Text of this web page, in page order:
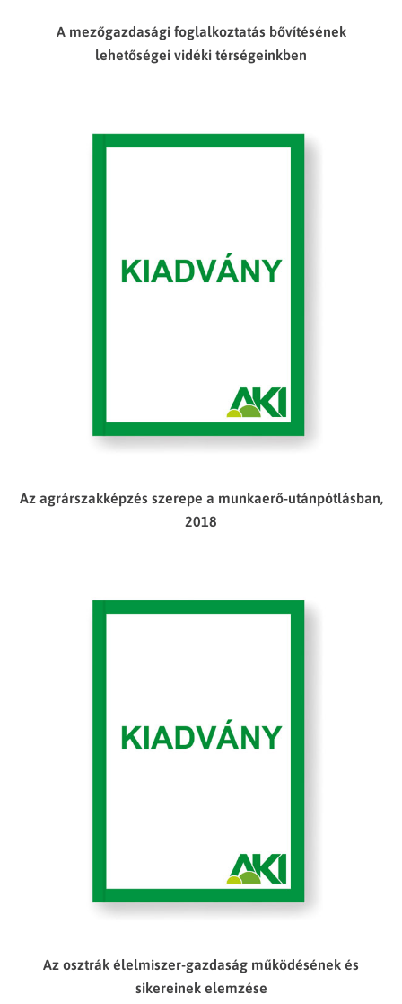
A mezőgazdasági foglalkoztatás bővítésének
lehetőségei vidéki térségeinkben
Az agrárszakképzés szerepe a munkaerő-utánpótlásban,
2018
Az osztrák élelmiszer-gazdaság működésének és
sikereinek elemzése